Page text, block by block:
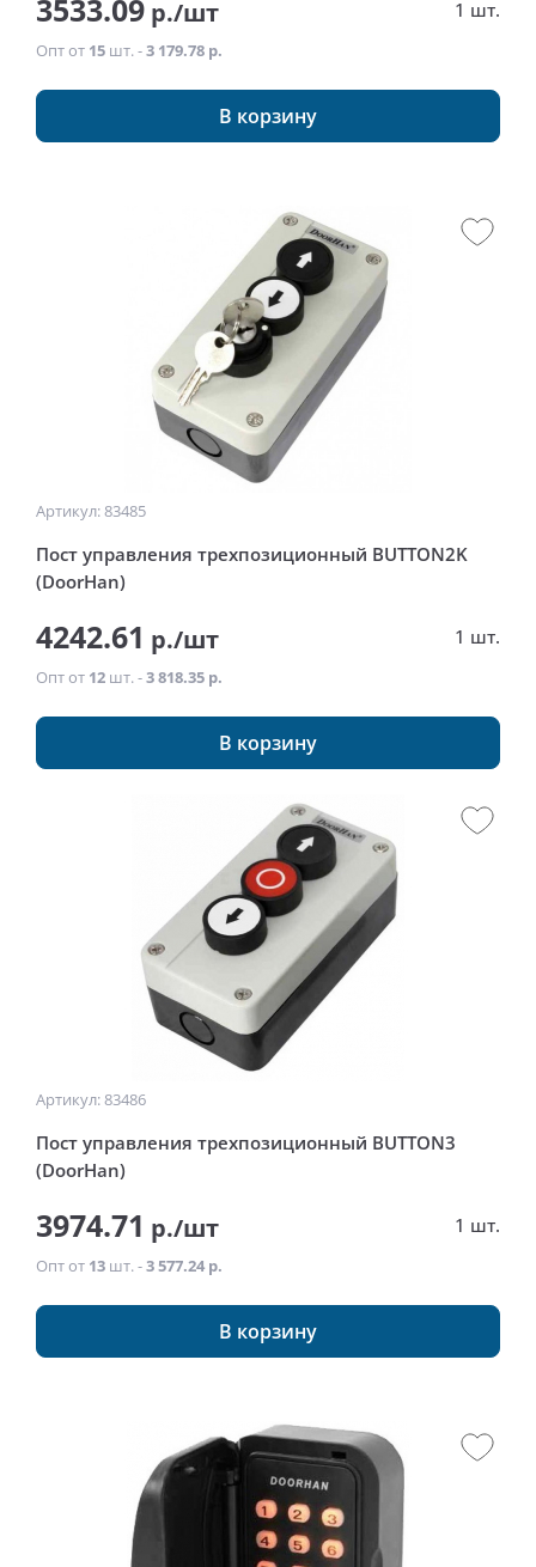
3533.09 р./шт 1 шт.
Опт от 15 шт. -3 179.78 р.
В корзину
Артикул: 83485
Пост управления трехпозиционный BUTTON2K
(DoorHan)
4242.61 р./шт 1 шт.
Опт от 12 шт. -3 818.35 р.
В корзину
Артикул: 83486
Пост управления трехпозиционный BUTTON3
(DoorHan)
3974.71 р./шт 1 шт.
Опт от 13 шт. -3 577.24 р.
В корзину